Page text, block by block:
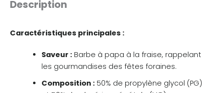
Description
Caractéristiques principales :
Saveur :Barbe à papa à la fraise, rappelant
les gourmandises des fêtes foraines.
Composition :50% de propylène glycol (PG)